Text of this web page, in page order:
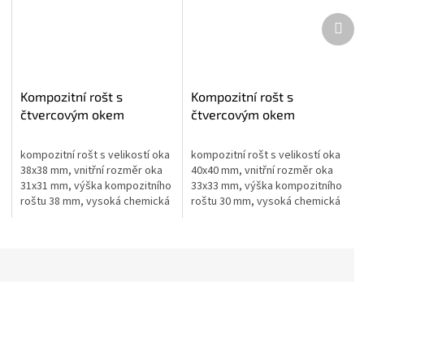
Kompozitní rošt s
čtvercovým okem
38mm - prémium
kompozitní rošt s velikostí oka
38x38 mm, vnitřní rozměr oka
31x31 mm, výška kompozitního
roštu 38 mm, vysoká chemická
Kompozitní rošt s
čtvercovým okem
30mm - prémium
kompozitní rošt s velikostí oka
40x40 mm, vnitřní rozměr oka
33x33 mm, výška kompozitního
roštu 30 mm, vysoká chemická
Další
produkt